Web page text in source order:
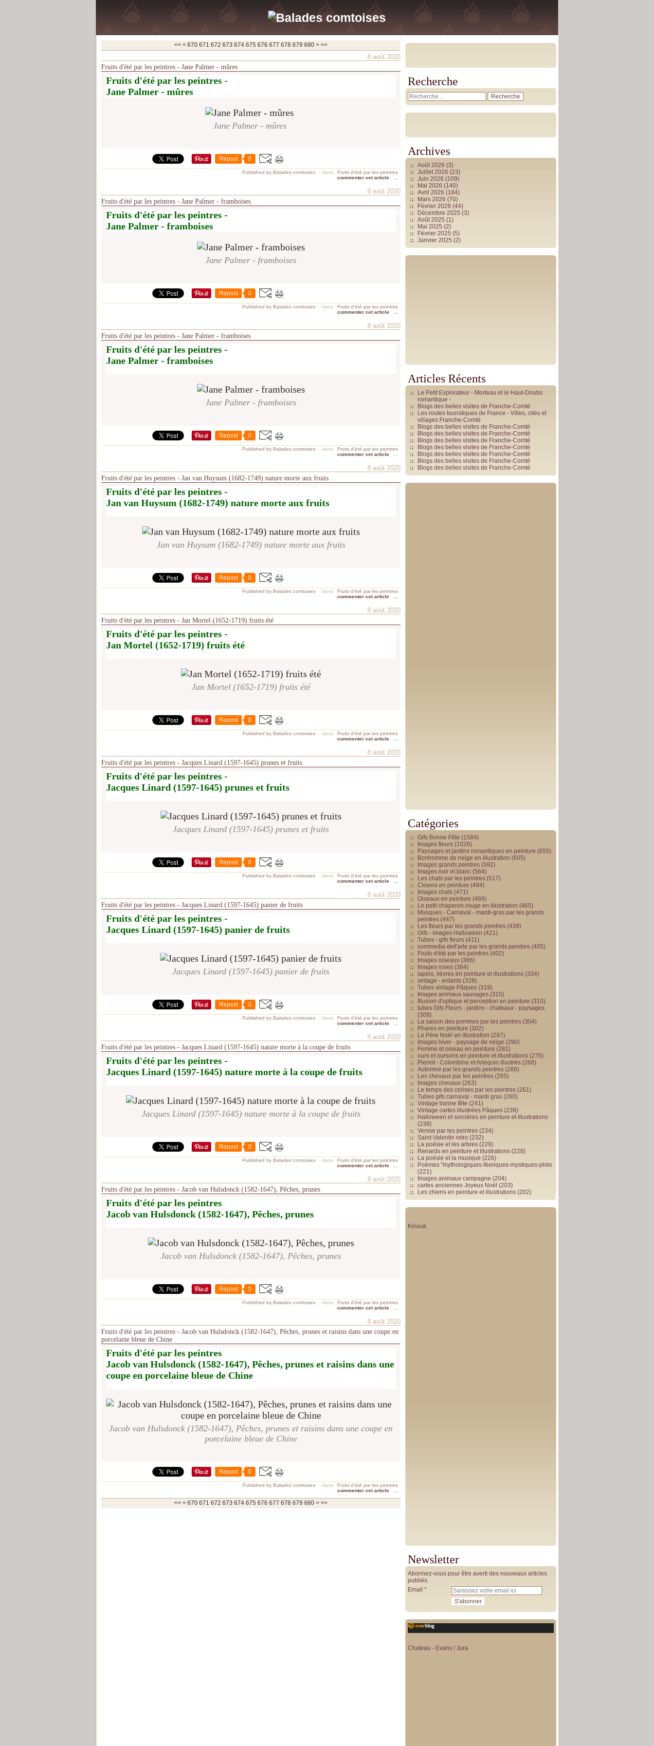
<< < 600
610
620
630
640
650
660
670 671 672 673 674 675 676 677 678 679 680 690
700
800
900
1000
1100
1200
1300
1400
1500
1600
1700
1800
1900
2000
2100
2200
2300
2400
2500
2600
2700
2800
2900
3000
3100
3200
3300
3400
3500
3600
3700
> >>
8 août 2020
Fruits d'été par les peintres - Jane Palmer - mûres
Fruits d'été par les peintres -
Jane Palmer - mûres
Jane Palmer - mûres
Repost 0
Published by Balades comtoises - dans
Fruits d'été par les peintres
commenter cet article
8 août 2020
Fruits d'été par les peintres - Jane Palmer - framboises
Fruits d'été par les peintres -
Jane Palmer - framboises
Jane Palmer - framboises
Repost 0
Published by Balades comtoises - dans
Fruits d'été par les peintres
commenter cet article
8 août 2020
Fruits d'été par les peintres - Jane Palmer - framboises
Fruits d'été par les peintres -
Jane Palmer - framboises
Jane Palmer - framboises
Repost 0
Published by Balades comtoises - dans
Fruits d'été par les peintres
commenter cet article
8 août 2020
Fruits d'été par les peintres - Jan van Huysum (1682-1749) nature morte aux fruits
Fruits d'été par les peintres -
Jan van Huysum (1682-1749) nature morte aux fruits
Jan van Huysum (1682-1749) nature morte aux fruits
Repost 0
Published by Balades comtoises - dans
Fruits d'été par les peintres
commenter cet article
8 août 2020
Fruits d'été par les peintres - Jan Mortel (1652-1719) fruits été
Fruits d'été par les peintres -
Jan Mortel (1652-1719) fruits été
Jan Mortel (1652-1719) fruits été
Repost 0
Published by Balades comtoises - dans
Fruits d'été par les peintres
commenter cet article
8 août 2020
Fruits d'été par les peintres - Jacques Linard (1597-1645) prunes et fruits
Fruits d'été par les peintres -
Jacques Linard (1597-1645) prunes et fruits
Jacques Linard (1597-1645) prunes et fruits
Repost 0
Published by Balades comtoises - dans
Fruits d'été par les peintres
commenter cet article
8 août 2020
Fruits d'été par les peintres - Jacques Linard (1597-1645) panier de fruits
Fruits d'été par les peintres -
Jacques Linard (1597-1645) panier de fruits
Jacques Linard (1597-1645) panier de fruits
Repost 0
Published by Balades comtoises - dans
Fruits d'été par les peintres
commenter cet article
8 août 2020
Fruits d'été par les peintres - Jacques Linard (1597-1645) nature morte à la coupe de fruits
Fruits d'été par les peintres -
Jacques Linard (1597-1645) nature morte à la coupe de fruits
Jacques Linard (1597-1645) nature morte à la coupe de fruits
Repost 0
Published by Balades comtoises - dans
Fruits d'été par les peintres
commenter cet article
8 août 2020
Fruits d'été par les peintres - Jacob van Hulsdonck (1582-1647), Pêches, prunes
Fruits d'été par les peintres
Jacob van Hulsdonck (1582-1647), Pêches, prunes
Jacob van Hulsdonck (1582-1647), Pêches, prunes
Repost 0
Published by Balades comtoises - dans
Fruits d'été par les peintres
commenter cet article
8 août 2020
Fruits d'été par les peintres - Jacob van Hulsdonck (1582-1647), Pêches, prunes et raisins dans une coupe en
porcelaine bleue de Chine
Fruits d'été par les peintres
Jacob van Hulsdonck (1582-1647), Pêches, prunes et raisins dans une
coupe en porcelaine bleue de Chine
Jacob van Hulsdonck (1582-1647), Pêches, prunes et raisins dans une coupe en
porcelaine bleue de Chine
Repost 0
Published by Balades comtoises - dans
Fruits d'été par les peintres
commenter cet article
<< < 600
610
620
630
640
650
660
670 671 672 673 674 675 676 677 678 679 680 690
700
800
900
1000
1100
1200
1300
1400
1500
1600
1700
1800
1900
2000
2100
2200
2300
2400
2500
2600
2700
2800
2900
3000
3100
3200
3300
3400
3500
3600
3700
> >>
Recherche
Archives
Août 2026 (3)
Juillet 2026 (23)
Juin 2026 (109)
Mai 2026 (140)
Avril 2026 (184)
Mars 2026 (70)
Février 2026 (44)
Décembre 2025 (3)
Août 2025 (1)
Mai 2025 (2)
Février 2025 (5)
Janvier 2025 (2)
Articles Récents
Le Petit Explorateur - Morteau et le Haut-Doubs
romantique -
Blogs des belles visites de Franche-Comté
Les routes touristiques de France - Villes, cités et
villages Franche-Comté
Blogs des belles visites de Franche-Comté
Blogs des belles visites de Franche-Comté
Blogs des belles visites de Franche-Comté
Blogs des belles visites de Franche-Comté
Blogs des belles visites de Franche-Comté
Blogs des belles visites de Franche-Comté
Blogs des belles visites de Franche-Comté
Catégories
Gifs Bonne Fête (1584)
Images fleurs (1026)
Paysages et jardins romantiques en peinture (655)
Bonhomme de neige en illustration (605)
Images grands peintres (592)
Images noir et blanc (564)
Les chats par les peintres (517)
Clowns en peinture (494)
Images chats (471)
Oiseaux en peinture (469)
Le petit chaperon rouge en illustration (465)
Masques - Carnaval - mardi-gras par les grands
peintres (447)
Les fleurs par les grands peintres (439)
Gifs - images Halloween (421)
Tubes - gifs fleurs (411)
commedia dell'arte par les grands peintres (405)
Fruits d'été par les peintres (402)
Images oiseaux (386)
Images roses (384)
lapins, lièvres en peinture et illustrations (334)
vintage - enfants (328)
Tubes vintage Pâques (319)
Images animaux sauvages (315)
Illusion d'optique et perception en peinture (310)
tubes Gifs Fleurs - jardins - chateaux - paysages
(309)
La saison des pommes par les peintres (304)
Phares en peinture (302)
Le Père Noël en illustration (297)
Images hiver - paysage de neige (290)
Femme et oiseau en peinture (281)
ours et oursons en peinture et illustrations (276)
Pierrot - Colombine et Arlequin illustrés (268)
Automne par les grands peintres (266)
Les chevaux par les peintres (265)
Images chevaux (263)
Le temps des cerises par les peintres (261)
Tubes gifs carnaval - mardi gras (260)
Vintage bonne fête (241)
Vintage cartes illustrées Pâques (239)
Halloween et sorcières en peinture et illustrations
(238)
Venise par les peintres (234)
Saint-Valentin retro (232)
La poésie et les arbres (229)
Renards en peinture et illustrations (228)
La poésie et la musique (226)
Poèmes "mythologiques-féeriques-mystiques-philo
(221)
Images animaux campagne (204)
cartes anciennes Joyeux Noël (203)
Les chiens en peinture et illustrations (202)
Kinouk
Newsletter
Abonnez-vous pour être averti des nouveaux articles
publiés.
Email
Chateau - Evans / Jura